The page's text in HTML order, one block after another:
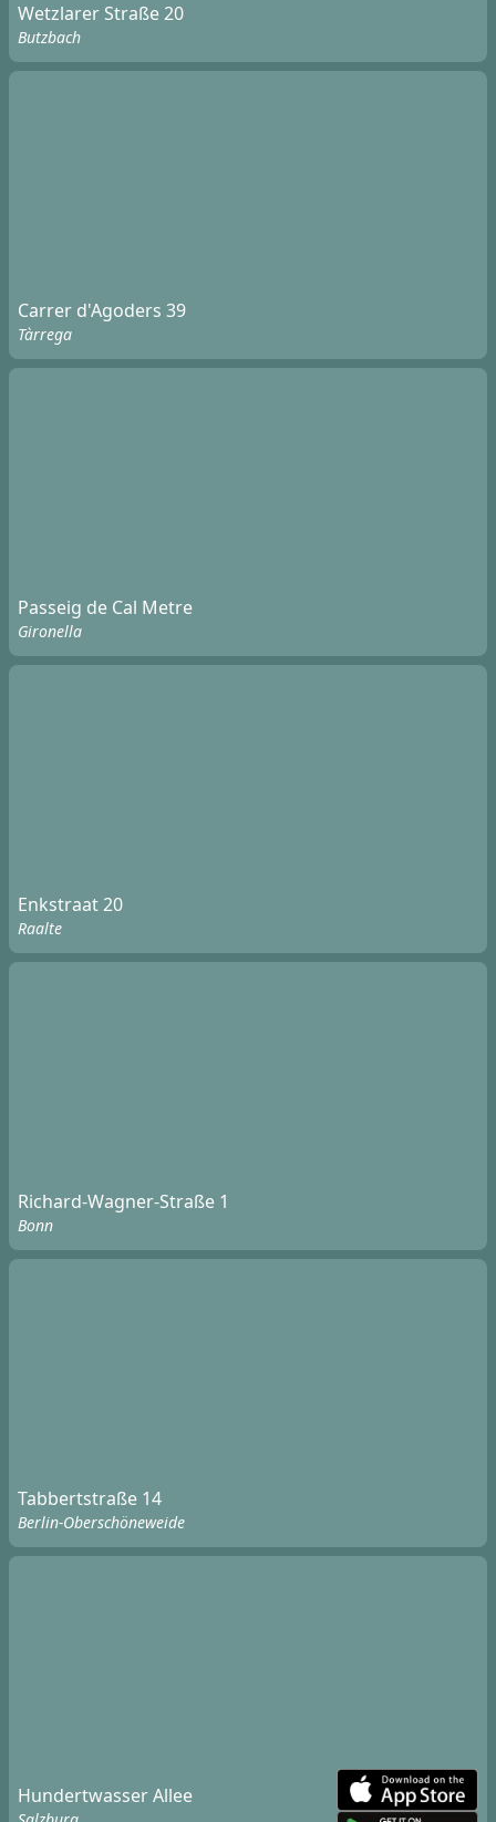
Wetzlarer Straße 20
Butzbach
Carrer d'Agoders 39
Tàrrega
Passeig de Cal Metre
Gironella
Enkstraat 20
Raalte
Richard-Wagner-Straße 1
Bonn
Tabbertstraße 14
Berlin-Oberschöneweide
Hundertwasser Allee